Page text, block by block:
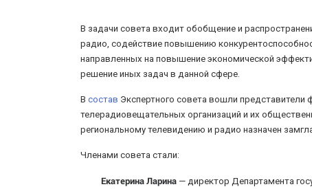
В задачи совета входит обобщение и
радио, содействие повышению
направленных на повышение экономической
решение иных задач в данной сфере.
В состав Экспертного совета вошли представители
телерадиовещательных организаций и их
региональному телевидению и радио назначен
Членами совета стали:
Екатерина Ларина — директор Департамента